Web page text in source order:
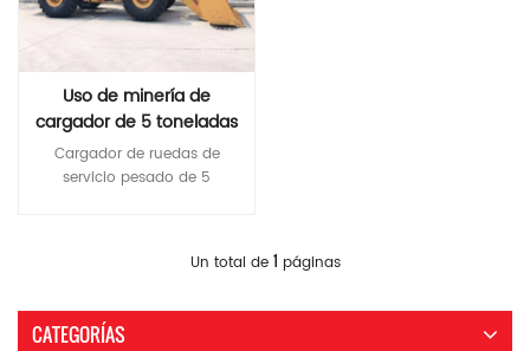
Uso de minería de
cargador de 5 toneladas
de servicio pesado
Cargador de ruedas de
servicio pesado de 5
Un total de 1 páginas
CATEGORÍAS